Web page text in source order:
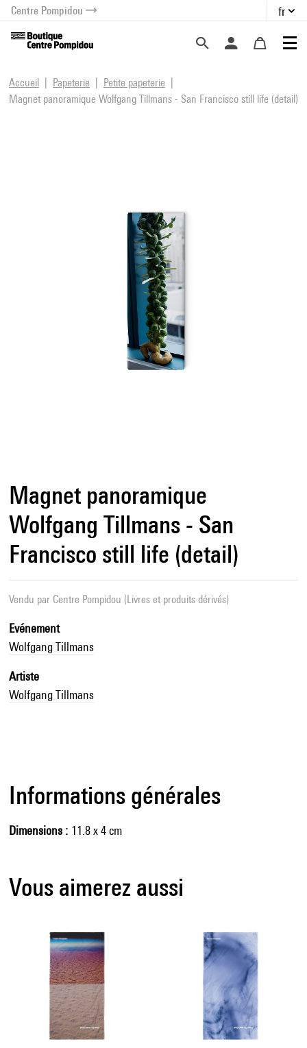
menu
contenu
Centre Pompidou fr
Accueil Papeterie
Petite papeterie
Magnet panoramique Wolfgang Tillmans - San Francisco still life (detail)
Magnet panoramique
Wolfgang Tillmans - San
Francisco still life (detail)
Vendu par Centre Pompidou (Livres et produits dérivés)
Evénement
Wolfgang Tillmans
Artiste
Wolfgang Tillmans
Informations générales
Dimensions 11.8 x 4 cm
Vous aimerez aussi